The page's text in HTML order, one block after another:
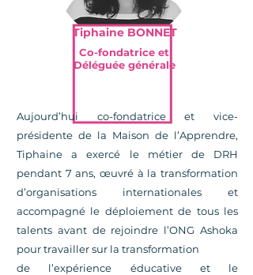
Tiphaine BONNET
Co-fondatrice et
Déléguée générale
Aujourd’hui co-fondatrice et vice-
présidente de la Maison de l’Apprendre,
Tiphaine a exercé le métier de DRH
pendant 7 ans, œuvré à la transformation
d’organisations internationales et
accompagné le déploiement de tous les
talents avant de rejoindre l’ONG Ashoka
pour travailler sur la transformation
de l’expérience éducative et le